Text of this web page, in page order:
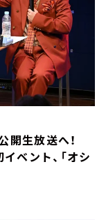
開生放送へ！
ベント、「オシ